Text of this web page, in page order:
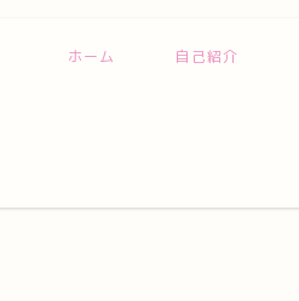
ホーム 自己紹介